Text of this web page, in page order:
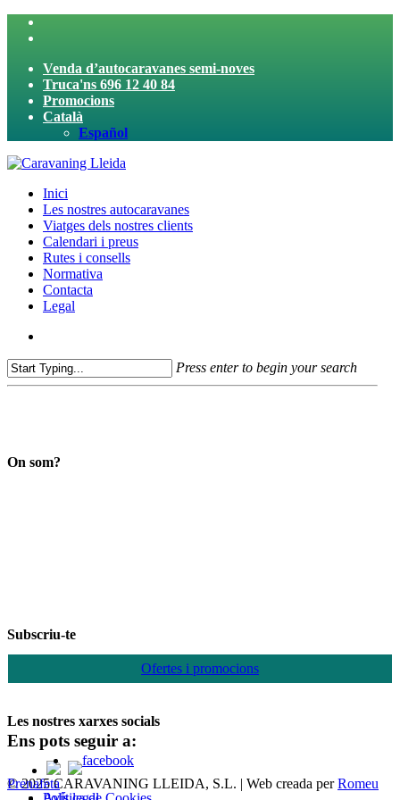
Skip
contentVenda d’autocaravanes semi-noves
Truca'ns 696 12 40 84
Promocions
Català
Español
search
Menu
Inici
Les nostres autocaravanes
Viatges dels nostres clients
Calendari i preus
Rutes i consells
Normativa
Contacta
Legal
Press enter to begin your search
Close
On som?
Subscriu-te
Ofertes i promocions
Les nostres xarxes socials
Ens pots seguir a:
© 2025 CARAVANING LLEIDA, S.L. | Web creada per
Romeu Prenafeta